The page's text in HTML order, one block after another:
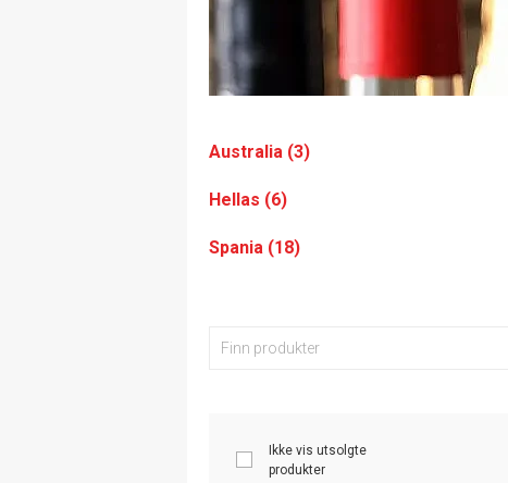
Australia (3)
Hellas (6)
Spania (18)
Ikke vis utsolgte
produkter